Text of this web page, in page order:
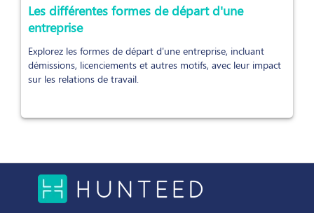
Les différentes formes de départ d'une
entreprise
Explorez les formes de départ d'une entreprise, incluant
démissions, licenciements et autres motifs, avec leur impact
sur les relations de travail.